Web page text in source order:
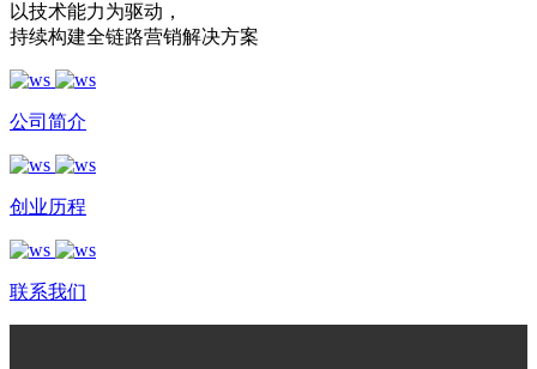
以技术能力为驱动 ，
持续构建全链路营销解决方案
公司简介
创业历程
联系我们